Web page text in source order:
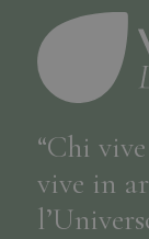
“Chi
vive in